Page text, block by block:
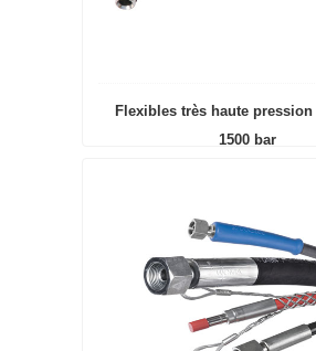
Flexibles très haute pression
1500 bar